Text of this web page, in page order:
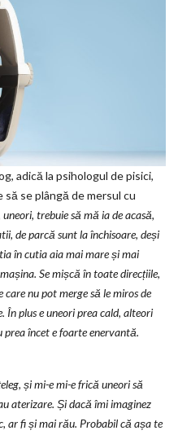
adică la psihologul de pisici,
se plângă de mersul cu
trebuie să mă ia de acasă,
de parcă sunt la închisoare, deși
în cutia aia mai mare și mai
Se mișcă în toate direcțiile,
nu pot merge să le miros de
În plus e uneori prea cald, alteori
prea încet e foarte enervantă.
și mi-e mi-e frică uneori să
aterizare. Și dacă îmi imaginez
ar fi și mai rău. Probabil că așa te